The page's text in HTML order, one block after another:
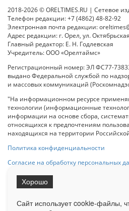
2018-2026 © ORELTIMES.RU | Сетевое
Телефон редакции: +7 (4862) 48-82-92
Электронная почта редакции:
Адрес редакции: г. Орел, ул.
Главный редактор: Е. Н. Годлевская
Учредитель: ООО «Орелтаймс»
Регистрационный номер: ЭЛ ФС77-
выдано Федеральной службой по
и массовых коммуникаций
"На информационном ресурсе
технологии (информационные
информации на основе сбора,
относящихся к предпочтениям
находящихся на территории
Политика конфиденциальности
Согласие на обработку персональных
на Сетевое издание «ОрелТаймс»
Сайт использует cookie-файлы,
Хорошо